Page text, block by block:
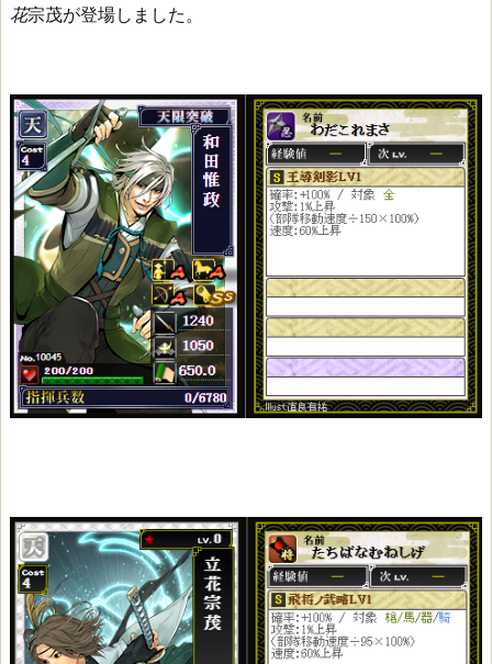
花宗茂が登場しました。